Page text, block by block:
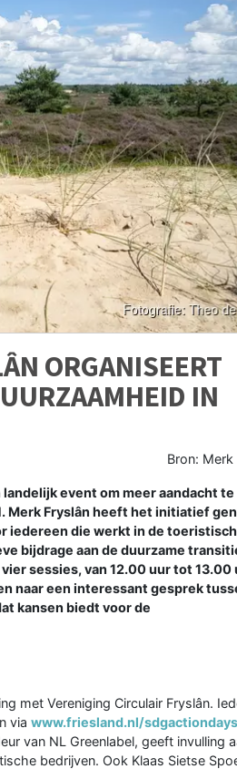
ORGANISEERT
IN
Bron: Merk
landelijk event om meer aandacht te
Merk Fryslân heeft het initiatief
iedereen die werkt in de
bijdrage aan de duurzame
sessies, van 12.00 uur tot 13.00
naar een interessant gesprek
kansen biedt voor de
met Vereniging Circulair Fryslân.
via www.friesland.nl/sdgactiondays
van NL Greenlabel, geeft invulling
bedrijven. Ook Klaas Sietse